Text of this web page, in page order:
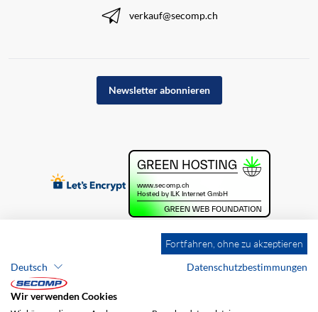
verkauf@secomp.ch
Newsletter abonnieren
Fortfahren, ohne zu akzeptieren
Deutsch
Datenschutzbestimmungen
Wir verwenden Cookies